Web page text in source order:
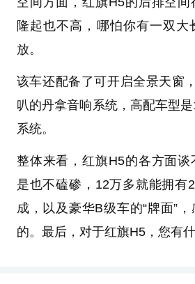
隆起也不高，哪怕你有一双大
放。
该车还配备了可开启全景天窗
叭的丹拿音响系统，高配车型
系统。
整体来看，红旗H5的各方面谈
是也不磕碜，12万多就能拥有
成，以及豪华B级车的“牌面”
的。最后，对于红旗H5，您有